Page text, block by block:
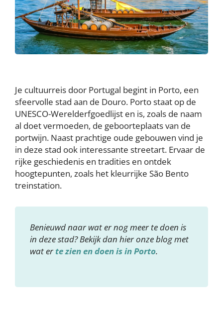
Je cultuurreis door Portugal begint in Porto, een
sfeervolle stad aan de Douro. Porto staat op de
UNESCO-Werelderfgoedlijst en is, zoals de naam
al doet vermoeden, de geboorteplaats van de
portwijn. Naast prachtige oude gebouwen vind je
in deze stad ook interessante streetart. Ervaar de
rijke geschiedenis en tradities en ontdek
hoogtepunten, zoals het kleurrijke São Bento
treinstation.
Benieuwd naar wat er nog meer te doen is
in deze stad? Bekijk dan hier onze blog met
wat erte zien en doen is in Porto.